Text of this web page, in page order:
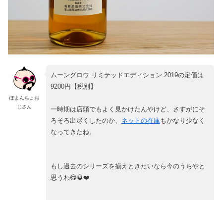
ぽよんちょお
じさん
ムーングロウ リミテッドエディション 2019の定価は
9200円【税別】
一時期は店頭でもよく見かけたんやけど、さすがにそ
ろそろ出尽くしたのか、 ネットの在庫もかなり少なく
なってきたね。
もし過去のシリーズを揃えときたいなら今のうちやと
思うわ😋🥃❤️